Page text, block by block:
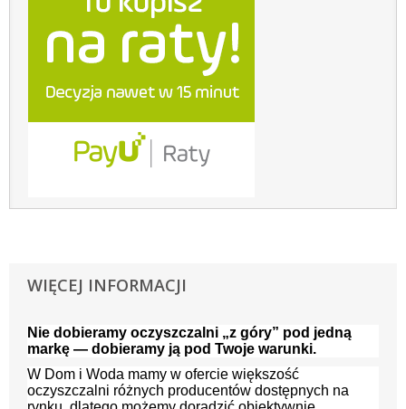
WIĘCEJ INFORMACJI
Nie dobieramy oczyszczalni „z góry” pod jedną
markę — dobieramy ją pod Twoje warunki.
W Dom i Woda mamy w ofercie większość
oczyszczalni różnych producentów dostępnych na